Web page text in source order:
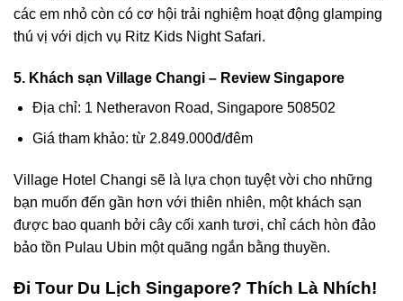
các em nhỏ còn có cơ hội trải nghiệm hoạt động glamping
thú vị với dịch vụ Ritz Kids Night Safari.
5. Khách sạn Village Changi – Review Singapore
Địa chỉ: 1 Netheravon Road, Singapore 508502
Giá tham khảo: từ 2.849.000đ/đêm
Village Hotel Changi sẽ là lựa chọn tuyệt vời cho những
bạn muốn đến gần hơn với thiên nhiên, một khách sạn
được bao quanh bởi cây cối xanh tươi, chỉ cách hòn đảo
bảo tồn Pulau Ubin một quãng ngắn bằng thuyền.
Đi Tour Du Lịch Singapore? Thích Là Nhích!